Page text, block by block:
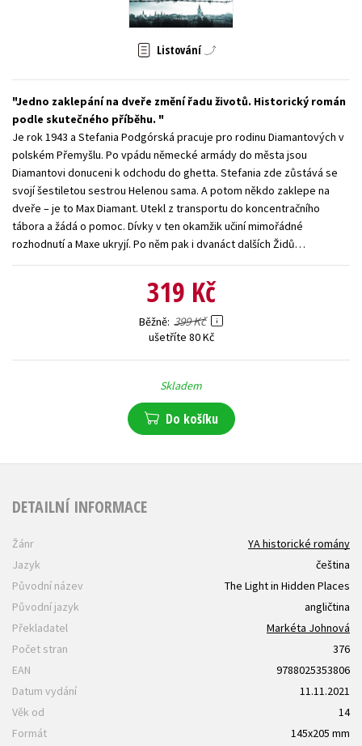
Zahraniční literatura
Všechny tituly
Listování
Jedno zaklepání na dveře změní řadu životů. Historický román
podle skutečného příběhu.
Je rok 1943 a Stefania Podgórská pracuje pro rodinu Diamantových v
polském Přemyšlu. Po vpádu německé armády do města jsou
Diamantovi donuceni k odchodu do ghetta. Stefania zde zůstává se
svojí šestiletou sestrou Helenou sama. A potom někdo zaklepe na
dveře – je to Max Diamant. Utekl z transportu do koncentračního
tábora a žádá o pomoc. Dívky v ten okamžik učiní mimořádné
rozhodnutí a Maxe ukryjí. Po něm pak i dvanáct dalších Židů…
319 Kč
Běžně 399 Kč
ušetříte 80 Kč
Skladem
Do košíku
DETAILNÍ INFORMACE
Žánr
YA historické romány
Jazyk
čeština
Původní název
The Light in Hidden Places
Původní jazyk
angličtina
Překladatel
Markéta Johnová
Počet stran
376
EAN
9788025353806
Datum vydání
11.11.2021
Věk od
14
Formát
145x205 mm